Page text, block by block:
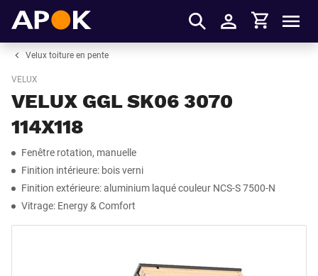
S'identifier
Panier
Velux toiture en pente
VELUX
VELUX GGL SK06 3070
114X118
Fenêtre rotation, manuelle
Finition intérieure: bois verni
Finition extérieure: aluminium laqué couleur NCS-S 7500-N
Vitrage: Energy & Comfort